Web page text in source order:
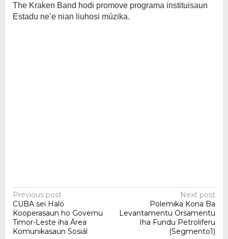
The Kraken Band hodi promove programa instituisaun
Estadu ne’e nian liuhosi múzika.
Post
navigation
Previous post
CUBA sei Halo
Kooperasaun ho Governu
Timor-Leste iha Área
Komunikasaun Sosiál
Next post
Polemika Kona Ba
Levantamentu Orsamentu
Iha Fundu Petroliferu
(Segmento1)